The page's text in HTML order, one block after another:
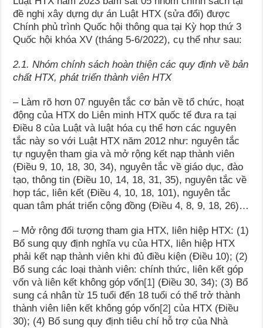
đề nghị xây dựng dự án Luật HTX (sửa đổi) được
Chính phủ trình Quốc hội thông qua tại Kỳ họp thứ 3
Quốc hội khóa XV (tháng 5-6/2022), cụ thể như sau:
2.1. Nhóm chính sách hoàn thiện các quy định về bản
chất HTX, phát triển thành viên HTX
– Làm rõ hơn 07 nguyên tắc cơ bản về tổ chức, hoạt
động của HTX do Liên minh HTX quốc tế đưa ra tại
Điều 8 của Luật và luật hóa cụ thể hơn các nguyên
tắc này so với Luật HTX năm 2012 như: nguyên tắc
tự nguyện tham gia và mở rộng kết nạp thành viên
(Điều 9, 10, 18, 30, 34), nguyên tắc về giáo dục, đào
tạo, thông tin (Điều 10, 14, 18, 31, 35), nguyên tắc về
hợp tác, liên kết (Điều 4, 10, 18, 101), nguyên tắc
quan tâm phát triển cộng đồng (Điều 4, 8, 9, 18, 26)…
– Mở rộng đối tượng tham gia HTX, liên hiệp HTX: (1)
Bổ sung quy định nghĩa vụ của HTX, liên hiệp HTX
phải kết nạp thành viên khi đủ điều kiện (Điều 10); (2)
Bổ sung các loại thành viên: chính thức, liên kết góp
vốn và liên kết không góp vốn[1] (Điều 30, 34); (3) Bổ
sung cá nhân từ 15 tuổi đến 18 tuổi có thể trở thành
thành viên liên kết không góp vốn[2] của HTX (Điều
30); (4) Bổ sung quy định tiêu chí hỗ trợ của Nhà